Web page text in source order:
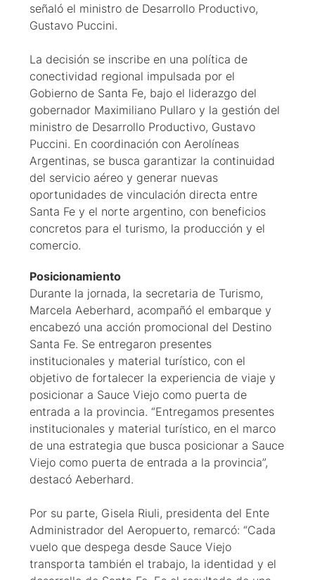
señaló el ministro de Desarrollo Productivo,
Gustavo Puccini.
La decisión se inscribe en una política de
conectividad regional impulsada por el
Gobierno de Santa Fe, bajo el liderazgo del
gobernador Maximiliano Pullaro y la gestión del
ministro de Desarrollo Productivo, Gustavo
Puccini. En coordinación con Aerolíneas
Argentinas, se busca garantizar la continuidad
del servicio aéreo y generar nuevas
oportunidades de vinculación directa entre
Santa Fe y el norte argentino, con beneficios
concretos para el turismo, la producción y el
comercio.
Posicionamiento
Durante la jornada, la secretaria de Turismo,
Marcela Aeberhard, acompañó el embarque y
encabezó una acción promocional del Destino
Santa Fe. Se entregaron presentes
institucionales y material turístico, con el
objetivo de fortalecer la experiencia de viaje y
posicionar a Sauce Viejo como puerta de
entrada a la provincia. “Entregamos presentes
institucionales y material turístico, en el marco
de una estrategia que busca posicionar a Sauce
Viejo como puerta de entrada a la provincia”,
destacó Aeberhard.
Por su parte, Gisela Riuli, presidenta del Ente
Administrador del Aeropuerto, remarcó: “Cada
vuelo que despega desde Sauce Viejo
transporta también el trabajo, la identidad y el